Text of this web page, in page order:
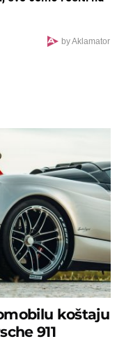
by Aklamator
koštaju
911